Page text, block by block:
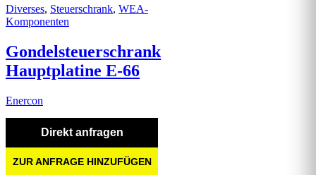
Diverses, Steuerschrank, WEA-
Komponenten
Gondelsteuerschrank
Hauptplatine E-66
Enercon
Direkt anfragen
ZUR ANFRAGE HINZUFÜGEN